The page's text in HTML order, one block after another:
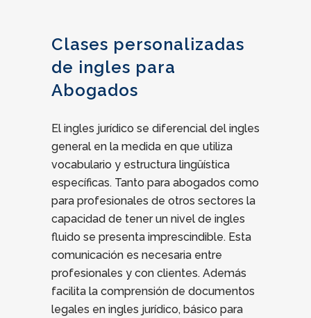
Clases personalizadas
de ingles para
Abogados
El ingles jurídico se diferencial del ingles
general en la medida en que utiliza
vocabulario y estructura lingüística
específicas. Tanto para abogados como
para profesionales de otros sectores la
capacidad de tener un nivel de ingles
fluido se presenta imprescindible. Esta
comunicación es necesaria entre
profesionales y con clientes. Además
facilita la comprensión de documentos
legales en ingles jurídico, básico para